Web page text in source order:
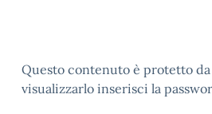
Questo contenuto è protetto
visualizzarlo inserisci la